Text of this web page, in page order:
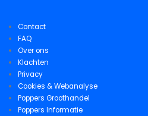
Contact
FAQ
Over ons
Klachten
Privacy
Cookies & Webanalyse
Poppers Groothandel
Poppers Informatie